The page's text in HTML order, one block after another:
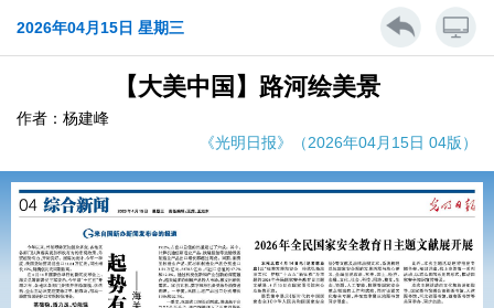
2026年04月15日 星期三
【大美中国】路河绘美景
作者：杨建峰
《光明日报》（2026年04月15日 04版）